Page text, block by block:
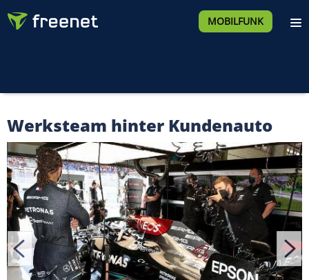
MOBILFUNK
Werksteam hinter Kundenauto